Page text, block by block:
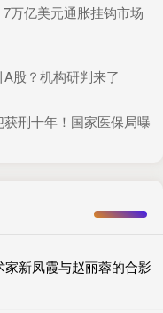
万亿美元通胀挂钩市场
股？机构研判来了
刑十年！国家医保局曝
新凤霞与赵丽蓉的合影